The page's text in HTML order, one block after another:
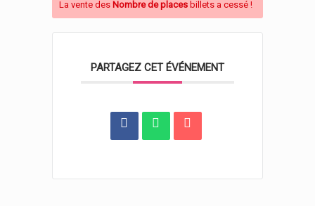
La vente des Nombre de places billets a cessé !
PARTAGEZ CET ÉVÉNEMENT